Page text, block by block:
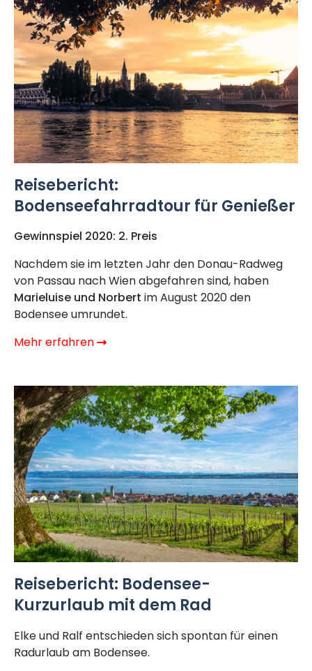
Reisebericht:
Bodenseefahrradtour für Genießer
Gewinnspiel 2020: 2. Preis
Nachdem sie im letzten Jahr den Donau-Radweg
von Passau nach Wien abgefahren sind, haben
Marieluise und Norbert im August 2020 den
Bodensee umrundet.
Mehr erfahren
Reisebericht: Bodensee-
Kurzurlaub mit dem Rad
Elke und Ralf entschieden sich spontan für einen
Radurlaub am Bodensee.